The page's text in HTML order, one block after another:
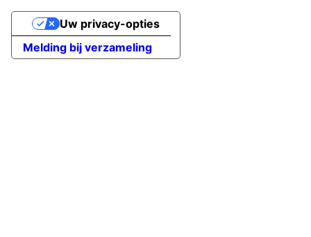
Melding bij verzameling
Uw privacy-opties